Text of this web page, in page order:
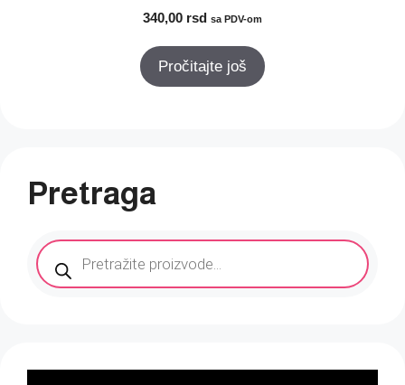
340,00 rsd sa PDV-om
Pročitajte još
Pretraga
Products
search